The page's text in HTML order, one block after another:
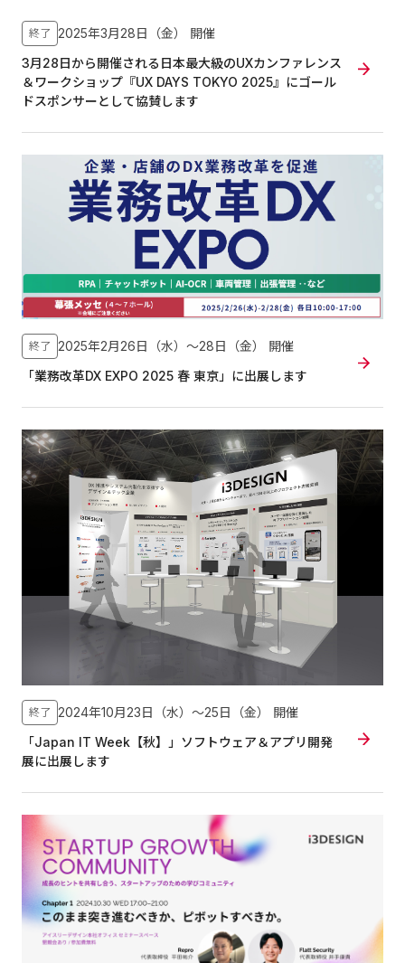
終了 2025年3月28日（金）
開催
3月28日から開催される日本最大級のUXカンファレンス
＆ワークショップ『UX DAYS TOKYO 2025』にゴール
ドスポンサーとして協賛します
終了 2025年2月26日（水）〜28日（金）
開催
「業務改革DX EXPO 2025 春 東京」に出展します
終了 2024年10月23日（水）〜25日（金）
開催
「Japan IT Week【秋】」ソフトウェア＆アプリ開発
展に出展します